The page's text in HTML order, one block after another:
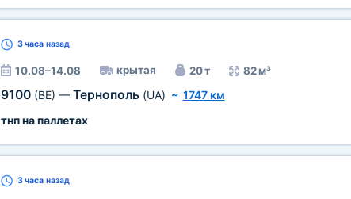
3 часаназад
10.08–14.08 крытая 20 т 82 м³
9100 (BE) — Тернополь (UA) ~ 1747 км
тнп на паллетах
3 часаназад